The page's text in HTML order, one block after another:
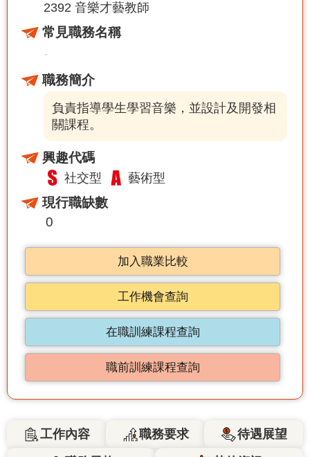
2392 音樂才藝教師
常見職務名稱
-
職務簡介
負責指導學生學習音樂，並設計及開發相
關課程。
興趣代碼
社交型 藝術型
現行職缺數
0
加入職業比較
工作機會查詢
在職訓練課程查詢
職前訓練課程查詢
工作內容 職務要求
待遇展望